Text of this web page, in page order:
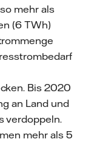
mehr als
(6 TWh)
Bis 2020
an Land und
verdoppeln.
mehr als 5